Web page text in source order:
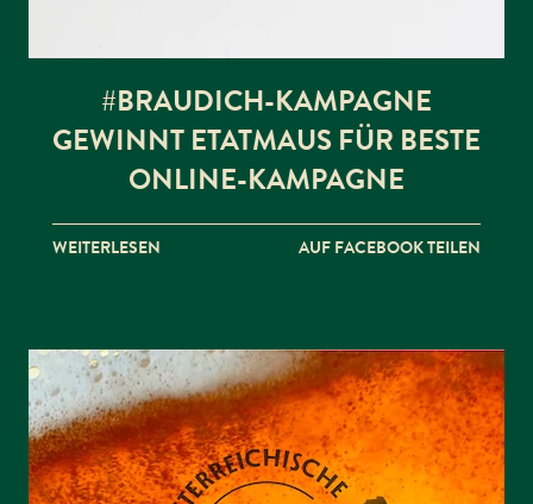
#BRAUDICH-KAMPAGNE
GEWINNT ETATMAUS FÜR BESTE
ONLINE-KAMPAGNE
WEITERLESEN AUF FACEBOOK TEILEN